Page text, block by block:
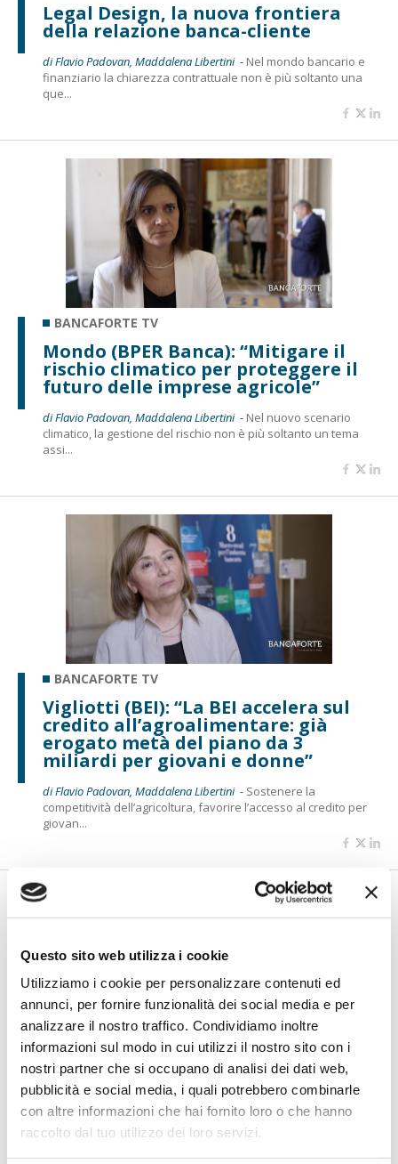
Questo sito web utilizza i cookie
Utilizziamo i cookie per personalizzare contenuti ed
annunci, per fornire funzionalità dei social media e per
analizzare il nostro traffico. Condividiamo inoltre
informazioni sul modo in cui utilizzi il nostro sito con i
nostri partner che si occupano di analisi dei dati web,
pubblicità e social media, i quali potrebbero combinarle
con altre informazioni che hai fornito loro o che hanno
raccolto dal tuo utilizzo dei loro servizi.
Legal Design, la nuova frontiera
della relazione banca-cliente
di Flavio Padovan, Maddalena Libertini - Nel mondo bancario e
finanziario la chiarezza contrattuale non è più soltanto una
que...
BANCAFORTE TV
Mondo (BPER Banca): “Mitigare il
rischio climatico per proteggere il
futuro delle imprese agricole”
di Flavio Padovan, Maddalena Libertini - Nel nuovo scenario
climatico, la gestione del rischio non è più soltanto un tema
assi...
BANCAFORTE TV
Vigliotti (BEI): “La BEI accelera sul
credito all’agroalimentare: già
erogato metà del piano da 3
miliardi per giovani e donne”
di Flavio Padovan, Maddalena Libertini - Sostenere la
competitività dell’agricoltura, favorire l’accesso al credito per
giovan...
BANCAFORTE TV
Ceschi (Accenture): “La Silver Age
non è un segmento unico: servono
servizi su misura”